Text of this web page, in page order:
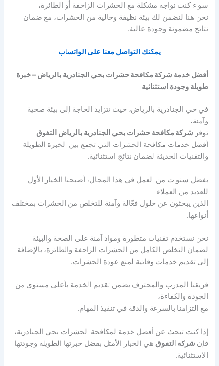
سواء كنت تواجه مشكلة مع الحشرات الزاحفة أو الطائرة،
نحن هنا لنضمن لك بيئة نظيفة وخالية من الحشرات، مع ضمان
نتائج مضمونة وجودة عالية.
يمكنك التواصل معنا على الواتساب
أفضل خدمة شركة مكافحة حشرات بحي الجنادرية بالرياض – خبرة
طويلة وجودة استثنائية
في حي الجنادرية بالرياض، حيث تتزايد الحاجة إلى بيئة صحية
وآمنة،
توفر شركة مكافحة حشرات بحي الجنادرية بالرياض التفوق
أفضل خدمات مكافحة الحشرات التي تجمع بين الخبرة الطويلة
والتقنيات الحديثة لضمان نتائج استثنائية.
بفضل سنوات من العمل في هذا المجال، أصبحنا الخيار الأول
للعديد من العملاء
الذين يبحثون عن حلول فعّالة وآمنة للتخلص من الحشرات بمختلف
أنواعها.
نحن نستخدم تقنيات متطورة ومواد آمنة على الصحة والبيئة
لضمان التخلص الكامل من الحشرات الزاحفة والطائرة، بالإضافة
إلى تقديم خدمات وقائية لمنع عودة الحشرات.
فريقنا المدرب والمحترف يضمن تقديم الخدمة بأعلى مستوى من
الجودة والكفاءة،
مع التزامنا بالسرعة والدقة في تنفيذ المهام.
إذا كنت تبحث عن أفضل خدمة لمكافحة الحشرات بحي الجنادرية،
فإن شركة التفوق هي الخيار الأمثل بفضل خبرتها الطويلة وجودتها
الاستثنائية.